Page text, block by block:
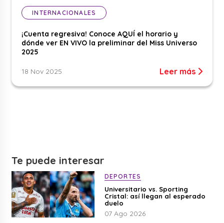
INTERNACIONALES
¡Cuenta regresiva! Conoce AQUÍ el horario y
dónde ver EN VIVO la preliminar del Miss Universo
2025
18 Nov 2025 Leer más
Te puede interesar
DEPORTES
Universitario vs. Sporting
Cristal: así llegan al esperado
duelo
07 Ago 2026